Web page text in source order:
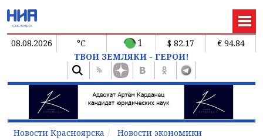
08.08.2026 °C 1 $ 82.17
€ 94.84
ТВОИ ЗЕМЛЯКИ - ГЕРОИ!
Новости Красноярска Новости экономики